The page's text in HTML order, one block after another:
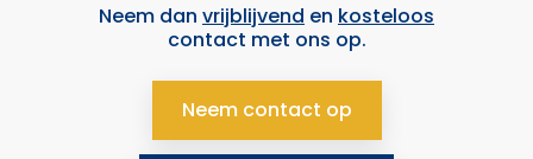
Neem dan vrijblijvend en kosteloos
contact met ons op.
Neem contact op